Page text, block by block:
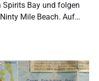
Spirits Bay und folgen
Mile Beach. Auf